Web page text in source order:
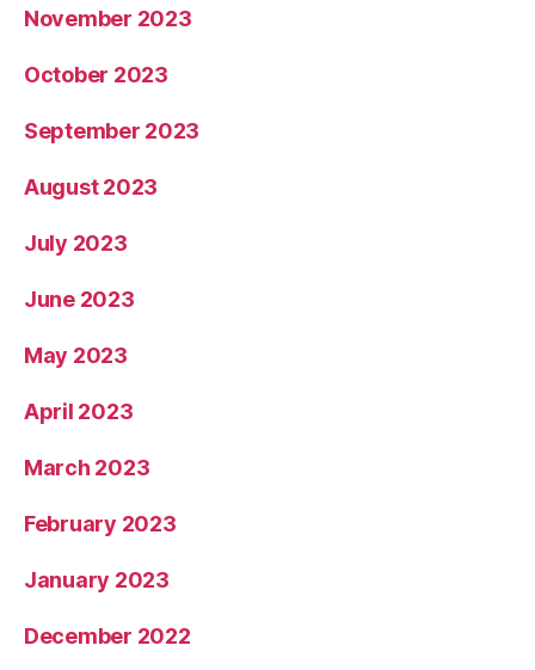
November 2023
October 2023
September 2023
August 2023
July 2023
June 2023
May 2023
April 2023
March 2023
February 2023
January 2023
December 2022